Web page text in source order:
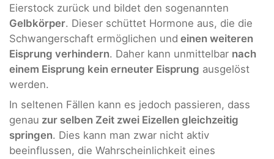
Eierstock zurück und bildet den sogenannten
Gelbkörper. Dieser schüttet Hormone aus, die die
Schwangerschaft ermöglichen und einen weiteren
Eisprung verhindern. Daher kann unmittelbar nach
einem Eisprung kein erneuter Eisprung ausgelöst
werden.
In seltenen Fällen kann es jedoch passieren, dass
genau zur selben Zeit zwei Eizellen gleichzeitig
springen. Dies kann man zwar nicht aktiv
beeinflussen, die Wahrscheinlichkeit eines